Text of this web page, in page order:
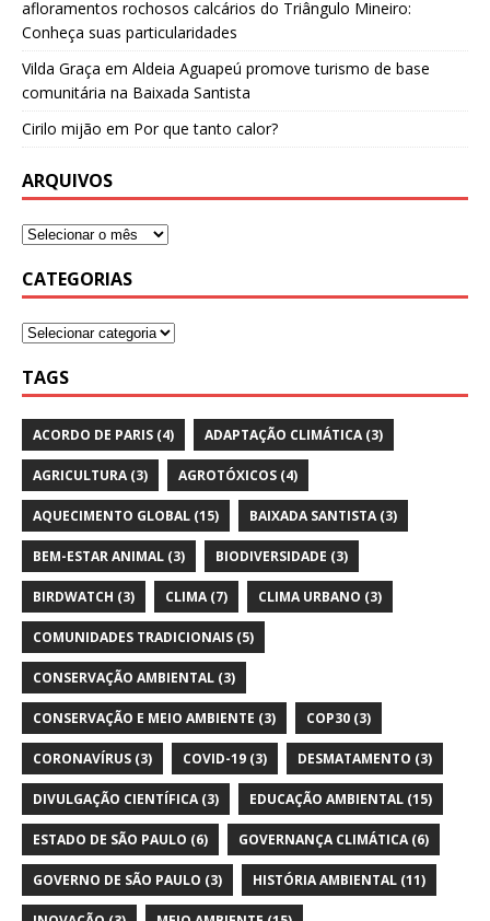
afloramentos rochosos calcários do Triângulo Mineiro:
Conheça suas particularidades
Vilda Graça em Aldeia Aguapeú promove turismo de base
comunitária na Baixada Santista
Cirilo mijão em Por que tanto calor?
ARQUIVOS
CATEGORIAS
TAGS
ACORDO DE PARIS (4) ADAPTAÇÃO CLIMÁTICA(3)
AGRICULTURA(3) AGROTÓXICOS (4)
AQUECIMENTO GLOBAL (15) BAIXADA SANTISTA(3)
BEM-ESTAR ANIMAL (3) BIODIVERSIDADE (3)
BIRDWATCH (3) CLIMA(7) CLIMA URBANO (3)
COMUNIDADES TRADICIONAIS (5)
CONSERVAÇÃO AMBIENTAL (3)
CONSERVAÇÃO E MEIO AMBIENTE (3) COP30 (3)
CORONAVÍRUS (3) COVID-19 (3) DESMATAMENTO (3)
DIVULGAÇÃO CIENTÍFICA(3) EDUCAÇÃO AMBIENTAL (15)
ESTADO DE SÃO PAULO (6) GOVERNANÇA CLIMÁTICA(6)
GOVERNO DE SÃO PAULO (3) HISTÓRIA AMBIENTAL (11)